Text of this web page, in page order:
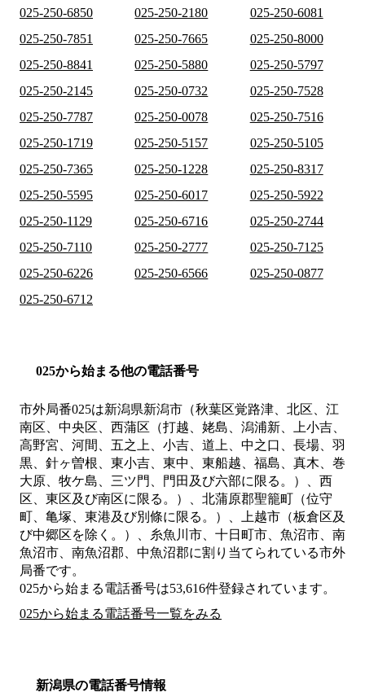
025-250-6850 025-250-2180
025-250-6081
025-250-7851
025-250-7665
025-250-8000
025-250-8841
025-250-5880
025-250-5797
025-250-2145
025-250-0732
025-250-7528
025-250-7787
025-250-0078
025-250-7516
025-250-1719
025-250-5157
025-250-5105
025-250-7365
025-250-1228
025-250-8317
025-250-5595
025-250-6017
025-250-5922
025-250-1129
025-250-6716
025-250-2744
025-250-7110
025-250-2777
025-250-7125
025-250-6226
025-250-6566
025-250-0877
025-250-6712
025から始まる他の電話番号
市外局番025は新潟県新潟市（秋葉区覚路津、北区、江
南区、中央区、西蒲区（打越、姥島、潟浦新、上小吉、
高野宮、河間、五之上、小吉、道上、中之口、長場、羽
黒、針ヶ曽根、東小吉、東中、東船越、福島、真木、巻
大原、牧ケ島、三ツ門、門田及び六部に限る。）、西
区、東区及び南区に限る。）、北蒲原郡聖籠町（位守
町、亀塚、東港及び別條に限る。）、上越市（板倉区及
び中郷区を除く。）、糸魚川市、十日町市、魚沼市、南
魚沼市、南魚沼郡、中魚沼郡に割り当てられている市外
局番です。
025から始まる電話番号は53,616件登録されています。
025から始まる電話番号一覧をみる
新潟県の電話番号情報